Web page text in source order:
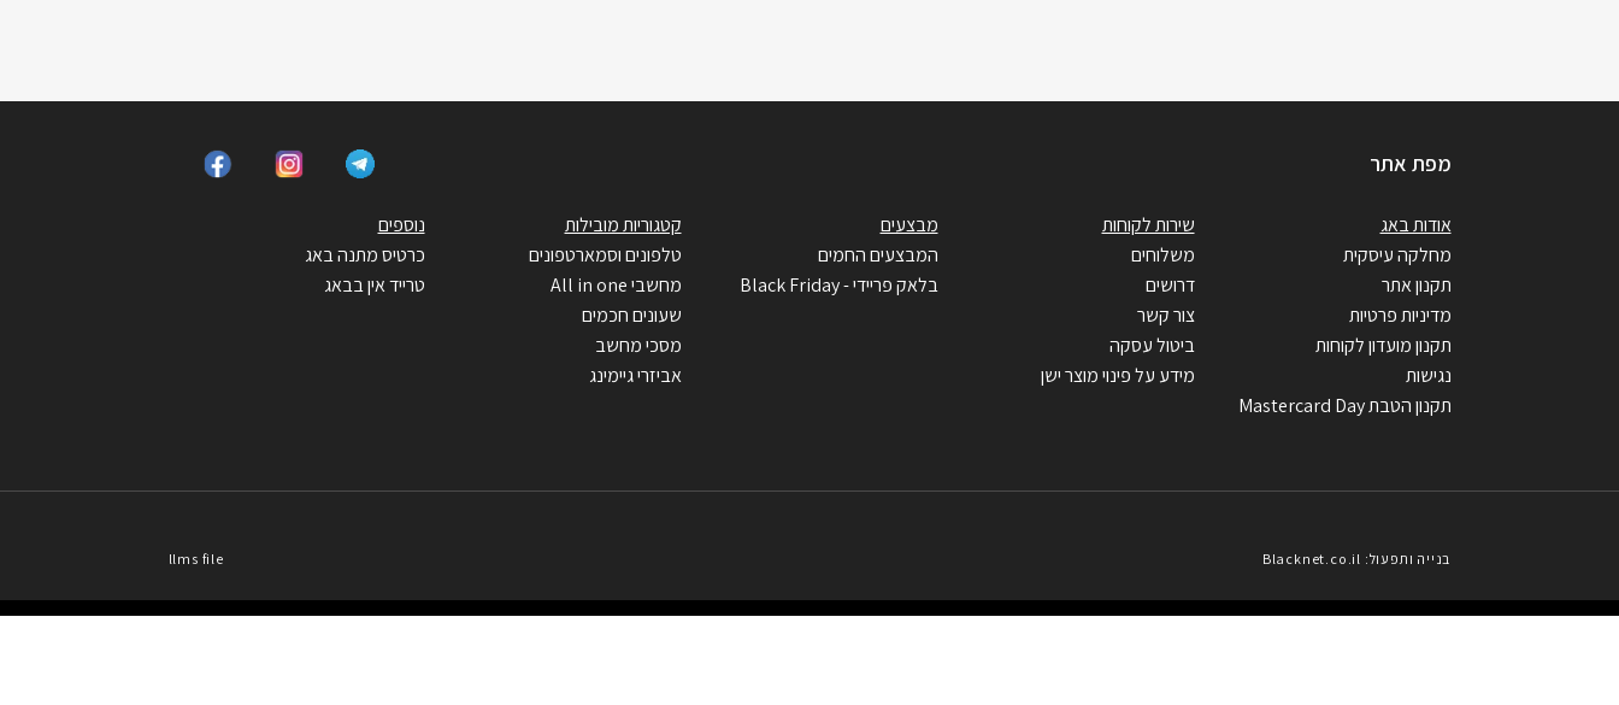
מפת אתר
אודות באג
מחלקה עיסקית
תקנון אתר
מדיניות פרטיות
תקנון מועדון לקוחות
נגישות
תקנון הטבת Mastercard Day
שירות לקוחות
משלוחים
דרושים
צור קשר
ביטול עסקה
מידע על פינוי מוצר ישן
מבצעים
המבצעים החמים
בלאק פריידי - Black Friday
קטגוריות מובילות
טלפונים וסמארטפונים
מחשבי All in one
שעונים חכמים
מסכי מחשב
אביזרי גיימינג
נוספים
כרטיס מתנה באג
טרייד אין בבאג
llms file בנייה ותפעול: Blacknet.co.il